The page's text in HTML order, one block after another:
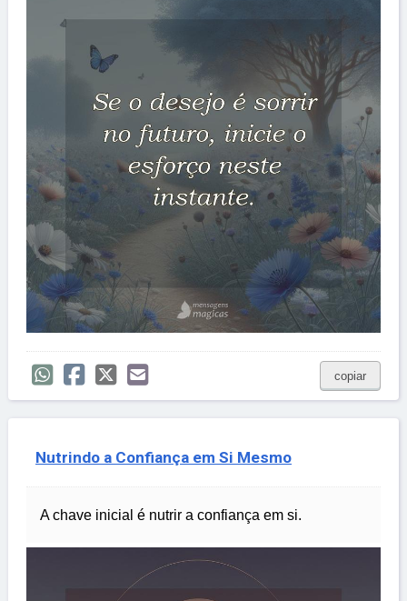
copiar
Nutrindo a Confiança em Si Mesmo
A chave inicial é nutrir a confiança em si.